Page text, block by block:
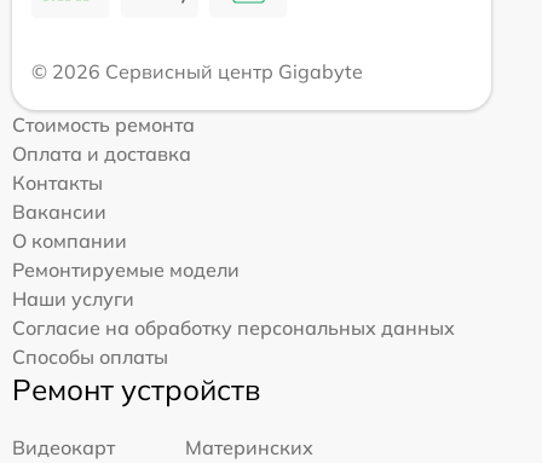
© 2026 Сервисный центр Gigabyte
Стоимость ремонта
Оплата и доставка
Контакты
Вакансии
О компании
Ремонтируемые модели
Наши услуги
Согласие на обработку персональных данных
Способы оплаты
Ремонт устройств
Видеокарт
Материнских